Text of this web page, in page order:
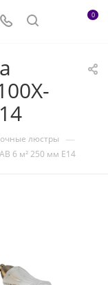
0
люстры —
6 м² 250 мм E14